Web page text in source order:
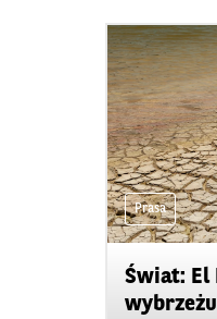
Prasa
Świat: El